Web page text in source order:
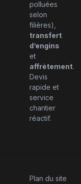
polluées
selon
filières),
transfert
d’engins
et
affrètement.
Devis
rapide et
service
chantier
réactif.
Plan du site